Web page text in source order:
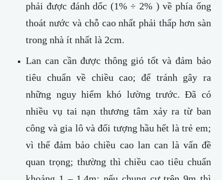
phải được đánh dốc (1% ÷ 2% ) về phía ống
thoát nước và chỗ cao nhất phải thấp hơn sàn
trong nhà ít nhất là 2cm.
Lan can cần được thông gió tốt và đảm bảo
tiêu chuẩn về chiều cao; để tránh gây ra
những nguy hiểm khó lường trước. Đã có
nhiều vụ tai nạn thương tâm xảy ra từ ban
công và gia lô và đối tượng hầu hết là trẻ em;
vì thế đảm bảo chiều cao lan can là vấn đề
quan trọng; thường thì chiều cao tiêu chuẩn